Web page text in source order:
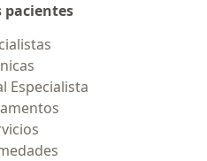
pacientes
Especialista